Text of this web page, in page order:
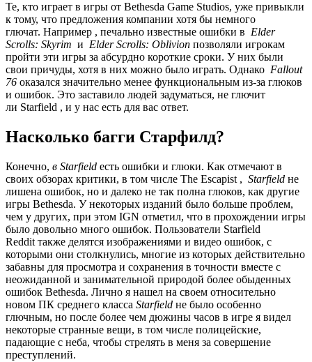
Те, кто играет в игры от Bethesda Game Studios, уже привыкли
к тому, что предложения компании хотя бы немного
глючат. Например , печально известные ошибки в Elder
Scrolls: Skyrim и Elder Scrolls: Oblivion позволяли игрокам
пройти эти игры за абсурдно короткие сроки. У них были
свои причуды, хотя в них можно было играть. Однако Fallout
76 оказался значительно менее функциональным из-за глюков
и ошибок. Это заставило людей задуматься, не глючит
ли Starfield , и у нас есть для вас ответ.
Насколько багги Старфилд?
Конечно, в Starfield есть ошибки и глюки. Как отмечают в
своих обзорах критики, в том числе The Escapist , Starfield не
лишена ошибок, но и далеко не так полна глюков, как другие
игры Bethesda. У некоторых изданий было больше проблем,
чем у других, при этом IGN отметил, что в прохождении игры
было довольно много ошибок. Пользователи Starfield
Reddit также делятся изображениями и видео ошибок, с
которыми они столкнулись, многие из которых действительно
забавны для просмотра и сохранения в точности вместе с
неожиданной и занимательной природой более обыденных
ошибок Bethesda. Лично я нашел на своем относительно
новом ПК среднего класса Starfield не было особенно
глючным, но после более чем дюжины часов в игре я видел
некоторые странные вещи, в том числе полицейские,
падающие с неба, чтобы стрелять в меня за совершение
преступлений.